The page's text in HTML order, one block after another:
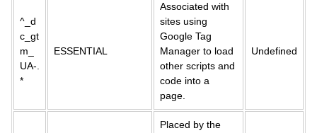
^_d
c_gt
m_
UA-.
*
ESSENTIAL
Associated with
sites using
Google Tag
Manager to load
other scripts and
code into a
page.
Undefined
Placed by the